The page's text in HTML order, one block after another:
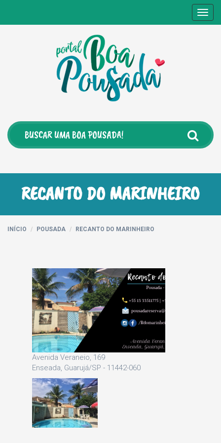
RECANTO DO MARINHEIRO
INÍCIO POUSADA RECANTO DO MARINHEIRO
Avenida Veraneio, 169
Enseada, Guarujá/SP - 11442-060